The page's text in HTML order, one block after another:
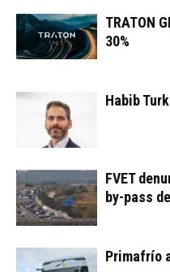
TRATON
30%
Habib
FVET
by-pass
Primafrío